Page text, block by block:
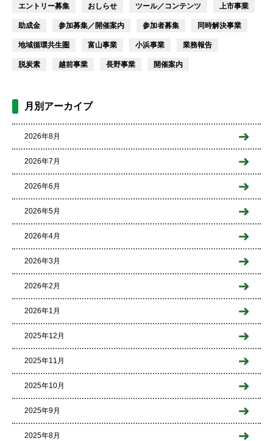
エントリー募集 おしらせ ツール／コンテンツ 上市事業
助成金 参加募集／開催案内 参加者募集 同時解決事業
地域循環共生圏 富山事業 小浜事業 業務報告
脱炭素 越前事業 長野事業 開催案内
月別アーカイブ
2026年8月
2026年7月
2026年6月
2026年5月
2026年4月
2026年3月
2026年2月
2026年1月
2025年12月
2025年11月
2025年10月
2025年9月
2025年8月